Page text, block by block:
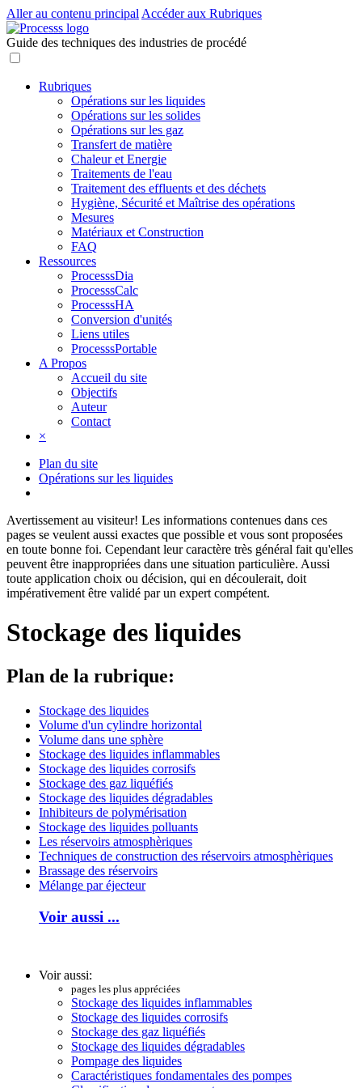
Aller au contenu principal Accéder aux Rubriques
Guide des techniques des industries de procédé
Rubriques
Opérations sur les liquides
Opérations sur les solides
Opérations sur les gaz
Transfert de matière
Chaleur et Energie
Traitements de l'eau
Traitement des effluents et des déchets
Hygiène, Sécurité et Maîtrise des opérations
Mesures
Matériaux et Construction
FAQ
Ressources
ProcesssDia
ProcesssCalc
ProcesssHA
Conversion d'unités
Liens utiles
ProcesssPortable
A Propos
Accueil du site
Objectifs
Auteur
Contact
×
Plan du site
Opérations sur les liquides
Avertissement au visiteur! Les informations contenues dans ces
pages se veulent aussi exactes que possible et vous sont proposées
en toute bonne foi. Cependant leur caractère très général fait qu'elles
peuvent être inappropriées dans une situation particulière. Aussi
toute application choix ou décision, qui en découlerait, doit
impérativement être validé par un expert compétent.
Stockage des liquides
Plan de la rubrique:
Stockage des liquides
Volume d'un cylindre horizontal
Volume dans une sphère
Stockage des liquides inflammables
Stockage des liquides corrosifs
Stockage des gaz liquéfiés
Stockage des liquides dégradables
Inhibiteurs de polymérisation
Stockage des liquides polluants
Les réservoirs atmosphèriques
Techniques de construction des réservoirs atmosphèriques
Brassage des réservoirs
Mélange par éjecteur
Voir aussi ...
Voir aussi:
pages les plus appréciées
Stockage des liquides inflammables
Stockage des liquides corrosifs
Stockage des gaz liquéfiés
Stockage des liquides dégradables
Pompage des liquides
Caractéristiques fondamentales des pompes